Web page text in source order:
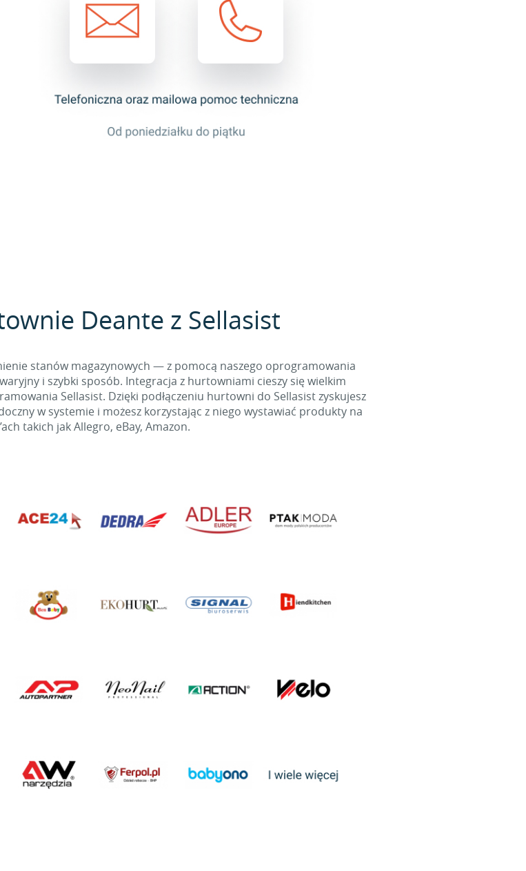
Deante z Sellasist
stanów magazynowych — z pomocą naszego oprogramowania
i szybki sposób. Integracja z hurtowniami cieszy się wielkim
Sellasist. Dzięki podłączeniu hurtowni do Sellasist zyskujesz
w systemie i możesz korzystając z niego wystawiać produkty na
takich jak Allegro, eBay, Amazon.